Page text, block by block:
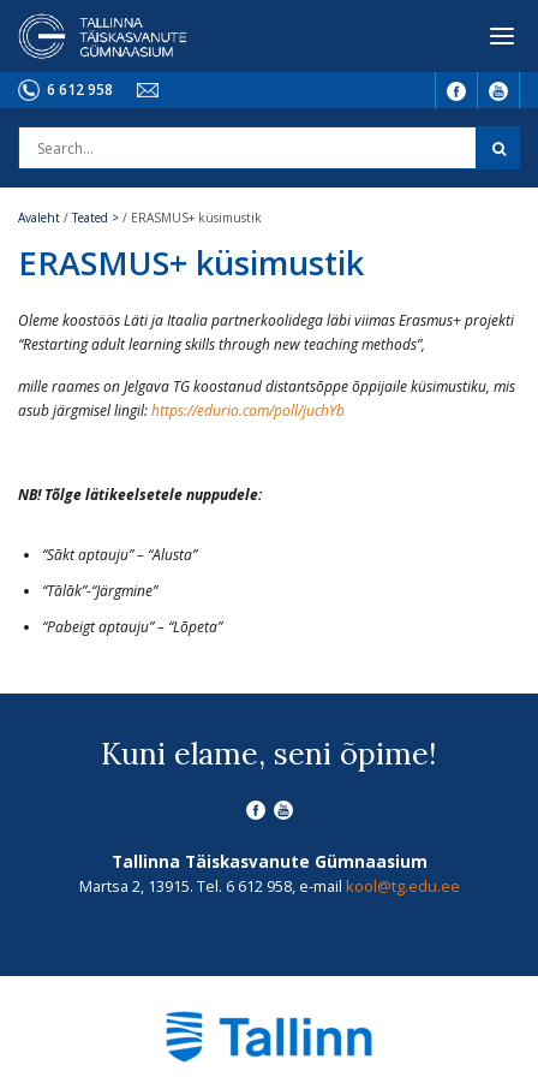
6 612 958
Avaleht /Teated > / ERASMUS+ küsimustik
ERASMUS+ küsimustik
Oleme koostöös Läti ja Itaalia partnerkoolidega läbi viimas Erasmus+ projekti
“Restarting adult learning skills through new teaching methods”,
mille raames on Jelgava TG koostanud distantsõppe õppijaile küsimustiku, mis
asub järgmisel lingil:https://edurio.com/poll/juchYb
NB! Tõlge lätikeelsetele nuppudele:
“Sākt aptauju” – “Alusta”
“Tālāk”-“Järgmine”
“Pabeigt aptauju” – “Lõpeta”
Kuni elame, seni õpime!
Tallinna Täiskasvanute Gümnaasium
Martsa 2, 13915. Tel. 6 612 958, e-mail kool@tg.edu.ee